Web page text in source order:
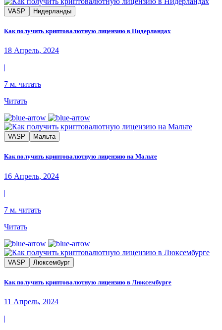
VASP Нидерланды
Как получить криптовалютную лицензию в Нидерландах
18 Апрель, 2024
|
7 м. читать
Читать
VASP Мальта
Как получить криптовалютную лицензию на Мальте
16 Апрель, 2024
|
7 м. читать
Читать
VASP Люксембург
Как получить криптовалютную лицензию в Люксембурге
11 Апрель, 2024
|